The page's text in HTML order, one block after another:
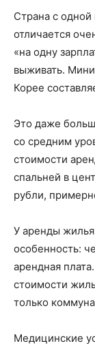
Страна с одной
отличается
«на одну
выживать.
Корее
Это даже
со средним
стоимости
спальней в
рубли,
У аренды
особенность:
арендная
стоимости
только
Медицинские